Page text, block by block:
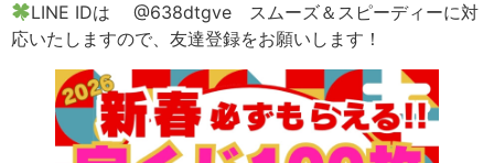
LINE IDは @638dtgve スムーズ＆スピーディーに対
応いたしますので、友達登録をお願いします！